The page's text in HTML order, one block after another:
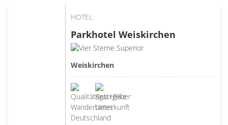
HOTEL
Parkhotel Weiskirchen
Weiskirchen